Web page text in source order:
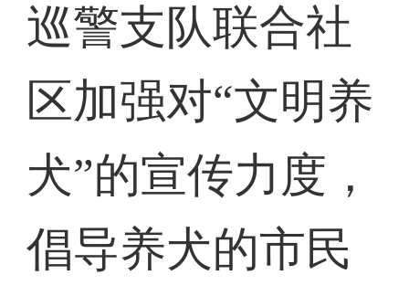
巡警支队联合社
区加强对“文明养
犬”的宣传力度，
倡导养犬的市民